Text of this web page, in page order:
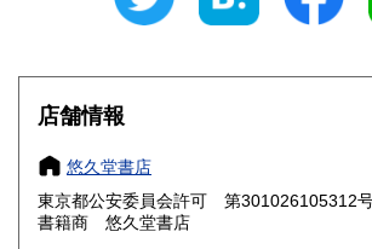
600円
大阪府
奈良県
鳥取県 600円 島根県
店舗情報
悠久堂書店
東京都公安委員会許可 第301026105312
書籍商 悠久堂書店